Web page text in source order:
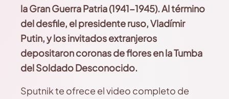
la Gran Guerra Patria (1941-1945). Al término
del desfile, el presidente ruso, Vladímir
Putin, y los invitados extranjeros
depositaron coronas de flores en la Tumba
del Soldado Desconocido.
Sputnik te ofrece el video completo de